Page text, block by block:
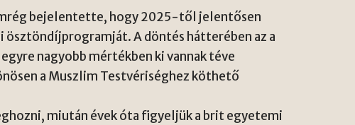
bejelentette, hogy 2025-től jelentősen
A döntés hátterében az a
nagyobb mértékben ki vannak téve
a Muszlim Testvériséghez köthető
miután évek óta figyeljük a brit egyetemi